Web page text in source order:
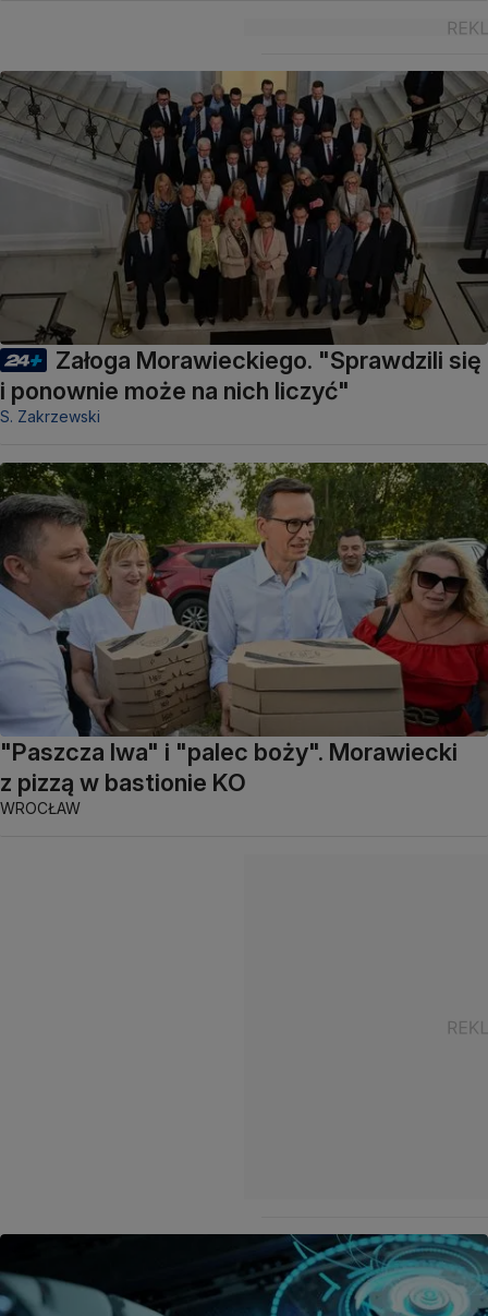
Załoga Morawieckiego. "Sprawdzili się
i ponownie może na nich liczyć"
S. Zakrzewski
"Paszcza lwa" i "palec boży". Morawiecki
z pizzą w bastionie KO
WROCŁAW